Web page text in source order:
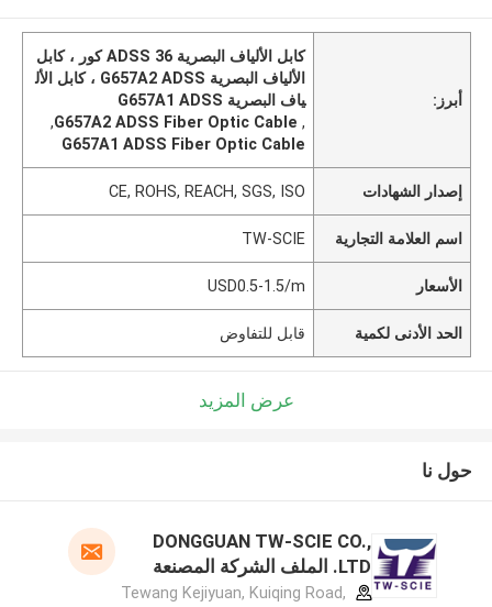
أبرز:
كابل الألياف البصرية ADSS 36 كور ، كابل
الألياف البصرية G657A2 ADSS ، كابل الأل
ياف البصرية G657A1 ADSS
,
G657A2 ADSS Fiber Optic Cable
,
G657A1 ADSS Fiber Optic Cable
إصدار الشهادات CE, ROHS, REACH, SGS, ISO
اسم العلامة التجارية TW-SCIE
الأسعار USD0.5-1.5/m
الحد الأدنى لكمية قابل للتفاوض
عرض المزيد
حول نا
DONGGUAN TW-SCIE CO.,
LTD. الملف الشركة المصنعة
Tewang Kejiyuan, Kuiqing Road,